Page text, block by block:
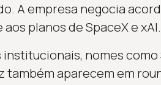
A empresa negocia
planos de SpaceX e xAI.
nomes como
aparecem em